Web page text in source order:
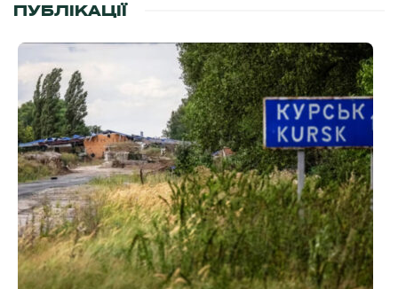
ПУБЛІКАЦІЇ